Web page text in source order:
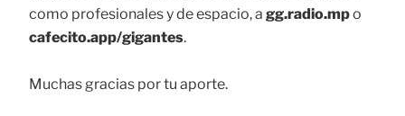
como profesionales y de espacio, a gg.radio.mpo
cafecito.app/gigantes.
Muchas gracias por tu aporte.